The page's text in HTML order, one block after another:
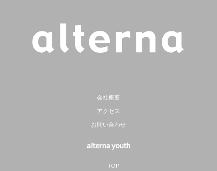
会社概要
アクセス
お問い合わせ
alterna youth
TOP